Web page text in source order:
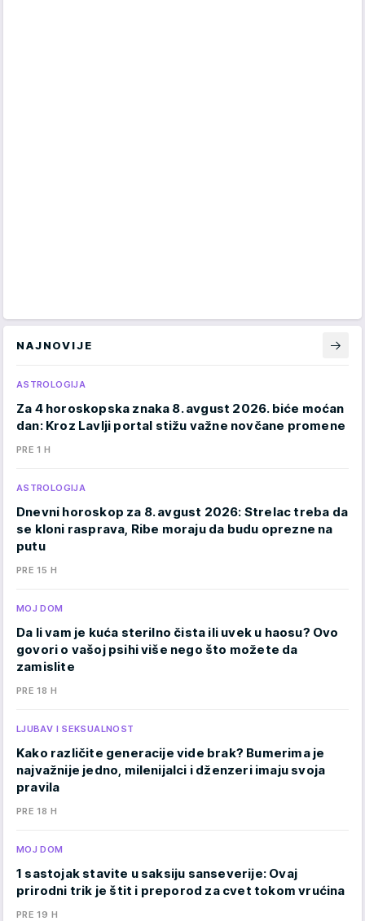
NAJNOVIJE
ASTROLOGIJA
Za 4 horoskopska znaka 8. avgust 2026. biće moćan
dan: Kroz Lavlji portal stižu važne novčane promene
PRE 1 H
ASTROLOGIJA
Dnevni horoskop za 8. avgust 2026: Strelac treba da
se kloni rasprava, Ribe moraju da budu oprezne na
putu
PRE 15 H
MOJ DOM
Da li vam je kuća sterilno čista ili uvek u haosu? Ovo
govori o vašoj psihi više nego što možete da
zamislite
PRE 18 H
LJUBAV I SEKSUALNOST
Kako različite generacije vide brak? Bumerima je
najvažnije jedno, milenijalci i dženzeri imaju svoja
pravila
PRE 18 H
MOJ DOM
1 sastojak stavite u saksiju sanseverije: Ovaj
prirodni trik je štit i preporod za cvet tokom vrućina
PRE 19 H